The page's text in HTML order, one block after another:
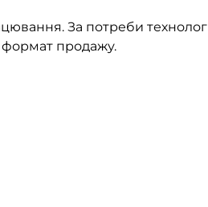
За потреби технолог
формат продажу.